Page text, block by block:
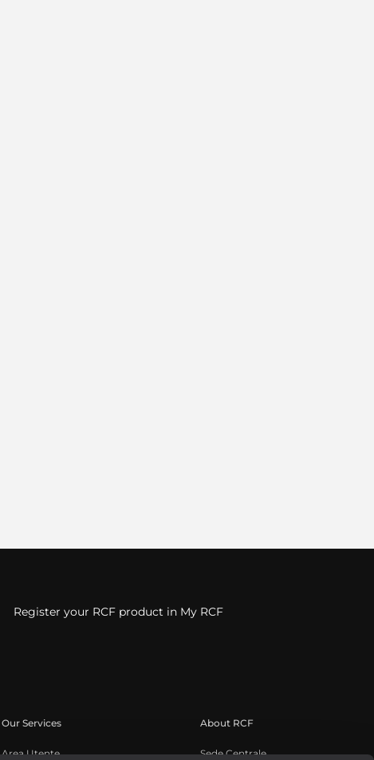
Register your RCF product in My RCF
Our Services
Area Utente
About RCF
Sede Centrale